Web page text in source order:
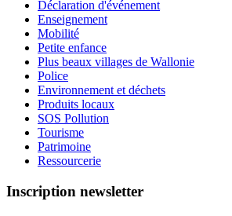
Déclaration d'événement
Enseignement
Mobilité
Petite enfance
Plus beaux villages de Wallonie
Police
Environnement et déchets
Produits locaux
SOS Pollution
Tourisme
Patrimoine
Ressourcerie
Inscription newsletter